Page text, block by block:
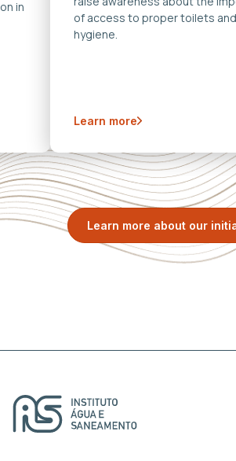
in
of access to proper toilets and
hygiene.
Learn more
Learn more about our